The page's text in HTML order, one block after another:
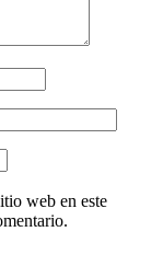
web en este